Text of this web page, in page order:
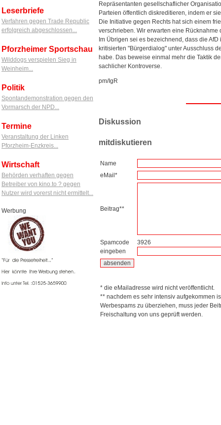
Leserbriefe
Verfahren gegen Trade Republic
erfolgreich abgeschlossen...
Pforzheimer Sportschau
Wilddogs verspielen Sieg in
Weinheim...
Politik
Spontandemonstration gegen den
Vormarsch der NPD...
Termine
Veranstaltung der Linken
Pforzheim-Enzkreis...
Wirtschaft
Behörden verhaften gegen
Betreiber von kino.to ? gegen
Nutzer wird vorerst nicht ermittelt...
Werbung
Repräsentanten gesellschaflicher
Parteien öffentlich diskreditieren, indem er
Die Initiative gegen Rechts hat sich einem
verschrieben. Wir erwarten eine Rücknahme
Im Übrigen sei es bezeichnend, dass die
kritisierten "Bürgerdialog" unter Ausschluss
habe. Das beweise einmal mehr die Taktik
sachlicher Kontroverse.
pm/IgR
Diskussion
mitdiskutieren
Name
eMail*
Beitrag**
Spamcode
eingeben
3926
* die eMailadresse wird nicht veröffentlicht.
** nachdem es sehr intensiv aufgekommen
Werbespams zu überziehen, muss jeder
Freischaltung von uns geprüft werden.